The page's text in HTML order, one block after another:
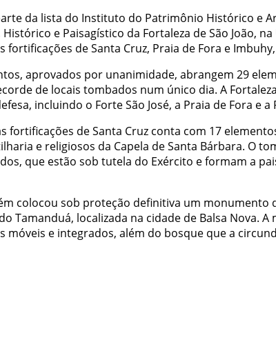
da lista do Instituto do Patrimônio Histórico e
e Paisagístico da Fortaleza de São João,
fortificações de Santa Cruz, Praia de Fora e
aprovados por unanimidade, abrangem 29
de locais tombados num único dia. A
incluindo o Forte São José, a Praia de Fora e
fortificações de Santa Cruz conta com 17
e religiosos da Capela de Santa Bárbara. O
que estão sob tutela do Exército e formam a
colocou sob proteção definitiva um monumento
Tamanduá, localizada na cidade de Balsa Nova.
móveis e integrados, além do bosque que a